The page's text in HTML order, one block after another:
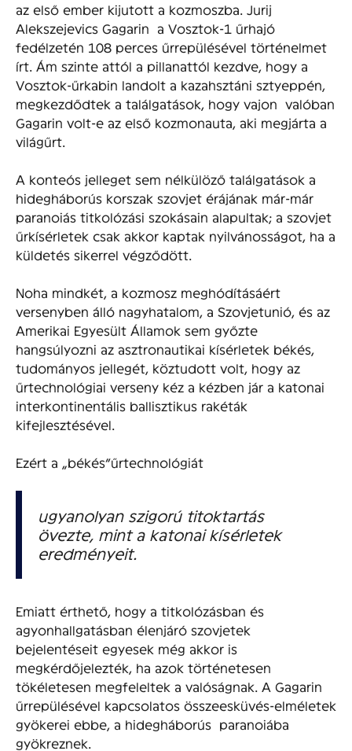
az első ember kijutott a kozmoszba. Jurij
Alekszejevics Gagarin a Vosztok-1 űrhajó
fedélzetén 108 perces űrrepülésével történelmet
írt. Ám szinte attól a pillanattól kezdve, hogy a
Vosztok-űrkabin landolt a kazahsztáni sztyeppén,
megkezdődtek a találgatások, hogy vajon valóban
Gagarin volt-e az első kozmonauta, aki megjárta a
világűrt.
A konteós jelleget sem nélkülöző találgatások a
hidegháborús korszak szovjet érájának már-már
paranoiás titkolózási szokásain alapultak; a szovjet
űrkísérletek csak akkor kaptak nyilvánosságot, ha a
küldetés sikerrel végződött.
Noha mindkét, a kozmosz meghódításáért
versenyben álló nagyhatalom, a Szovjetunió, és az
Amerikai Egyesült Államok sem győzte
hangsúlyozni az asztronautikai kísérletek békés,
tudományos jellegét, köztudott volt, hogy az
űrtechnológiai verseny kéz a kézben jár a katonai
interkontinentális ballisztikus rakéták
kifejlesztésével.
Ezért a „békés”űrtechnológiát
ugyanolyan szigorú titoktartás
övezte, mint a katonai kísérletek
eredményeit.
Emiatt érthető, hogy a titkolózásban és
agyonhallgatásban élenjáró szovjetek
bejelentéseit egyesek még akkor is
megkérdőjelezték, ha azok történetesen
tökéletesen megfeleltek a valóságnak. A Gagarin
űrrepülésével kapcsolatos összeesküvés-elméletek
gyökerei ebbe, a hidegháborús paranoiába
gyökreznek.